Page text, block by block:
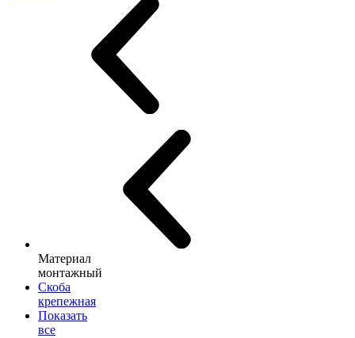
Материал
монтажный
Скоба
крепежная
Показать
все